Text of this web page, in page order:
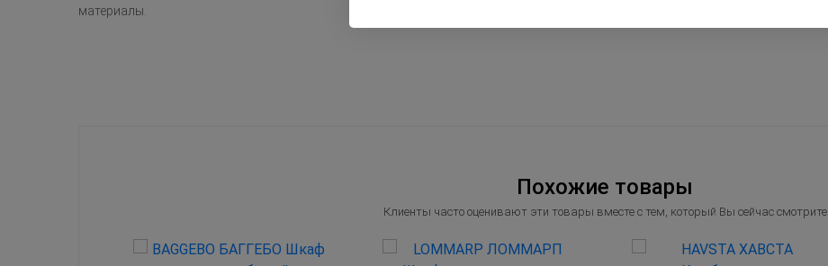
материалы.
Похожие товары
Клиенты часто оценивают эти товары вместе с тем, который Вы сейчас смотрите